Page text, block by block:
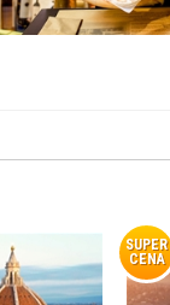
SUPER
CENA